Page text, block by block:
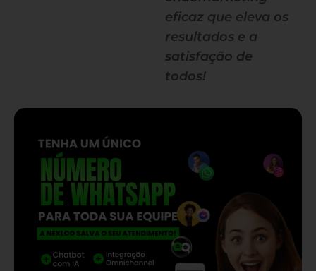
eficaz que eleva os
resultados e a
satisfação de
todos!